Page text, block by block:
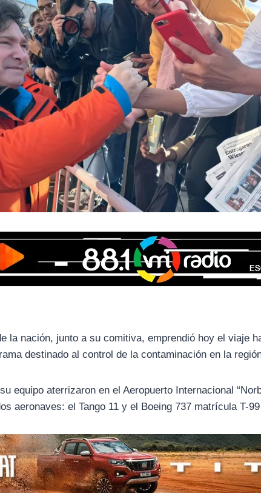
la nación, junto a su comitiva, emprendió hoy el viaje
destinado al control de la contaminación en la
equipo aterrizaron en el Aeropuerto Internacional
aeronaves: el Tango 11 y el Boeing 737 matrícula T-